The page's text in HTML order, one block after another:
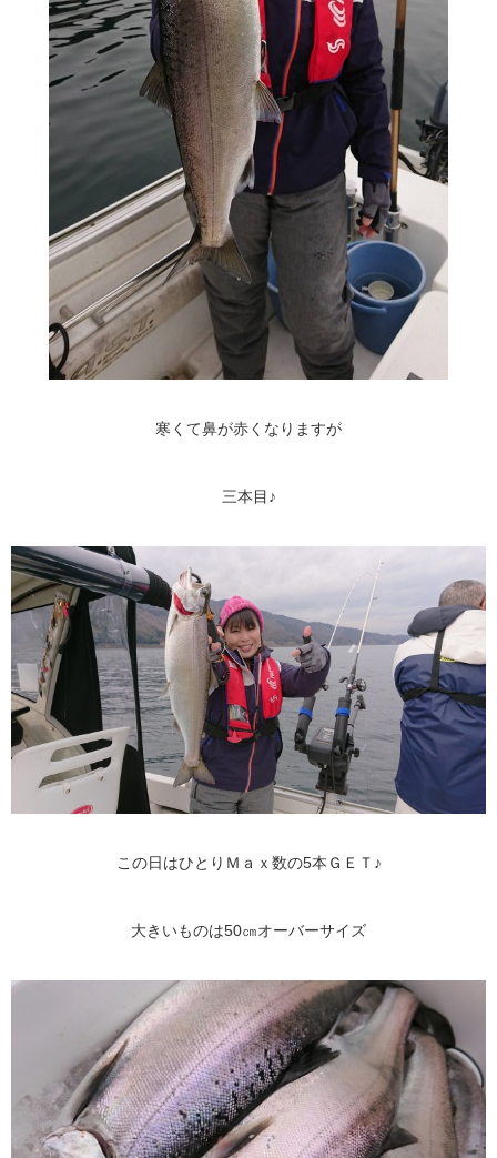
寒くて鼻が赤くなりますが
三本目♪
この日はひとりＭａｘ数の5本ＧＥＴ♪
大きいものは50㎝オーバーサイズ